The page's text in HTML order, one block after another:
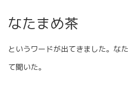
なたまめ茶
というワードが出てきました。な
て聞いた。